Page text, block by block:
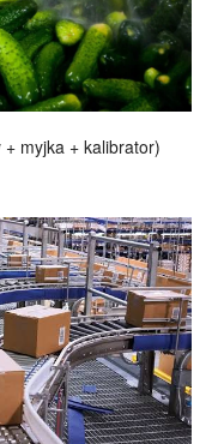
myjka + kalibrator)